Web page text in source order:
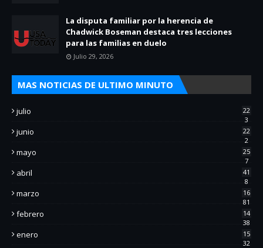
La disputa familiar por la herencia de
Chadwick Boseman destaca tres lecciones
para las familias en duelo
Julio 29, 2026
MAS NOTICIAS DE ULTIMO MINUTO
julio
22
3
junio
22
2
mayo
25
7
abril
41
8
marzo
16
81
febrero
14
38
enero
15
32